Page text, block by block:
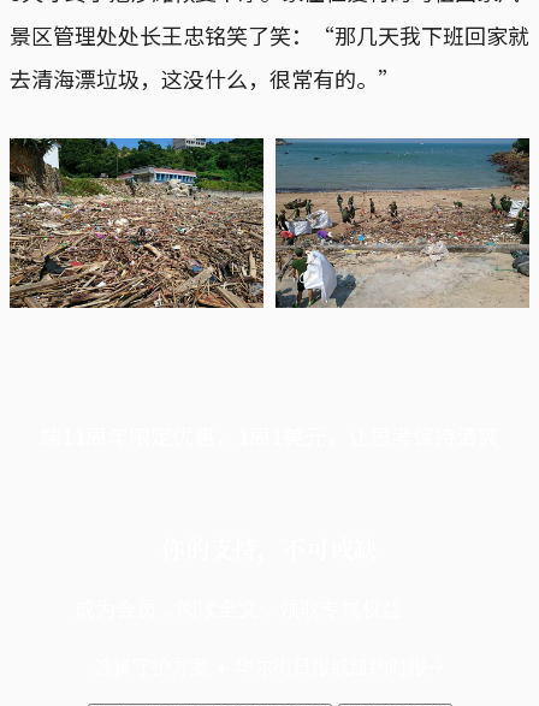
景区管理处处长王忠铭笑了笑：“那几天我下班回家就
去清海漂垃圾，这没什么，很常有的。”